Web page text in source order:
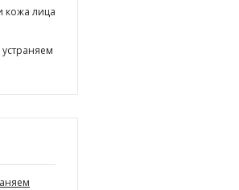
кожа лица
устраняем